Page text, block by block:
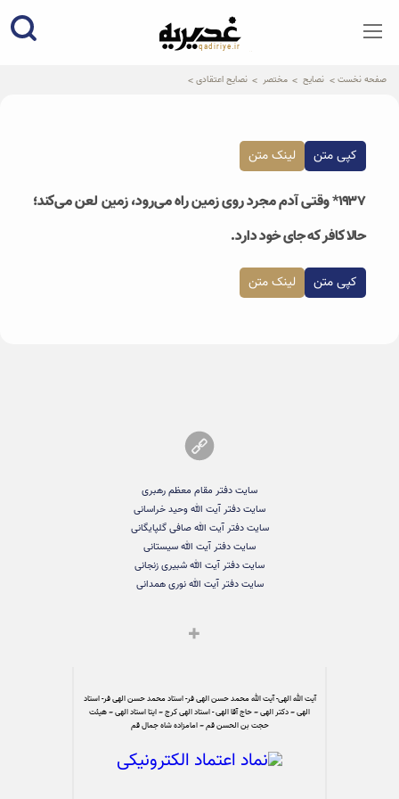
qadiriye.ir
نشریه ی غدیریه-بیانات استاد
صفحه نخست نصایح مختصر نصایح اعتقادی
کپی متن لینک متن
۱۹۳۷* وقتی آدم مجرد روی زمین راه می‌رود، زمین لعن می‌کند؛
حالا کافر که جای خود دارد.
کپی متن لینک متن
سایت دفتر مقام معظم رهبری
سایت دفتر آیت الله وحید خراسانی
سایت دفتر آیت الله صافی گلپایگانی
سایت دفتر آیت الله سیستانی
سایت دفتر آیت الله شبیری زنجانی
سایت دفتر آیت الله نوری همدانی
آیت الله الهی- آیت الله محمد حسن الهی فر- استاد محمد حسن الهی فر- استاد
الهی – دکتر الهی – حاج آقا الهی - استاد الهی کرج – ایتا استاد الهی – هیئت
حجت بن الحسن قم – امامزاده شاه جمال قم